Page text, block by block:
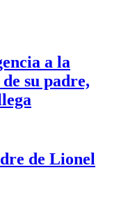
a la
su padre,
de Lionel